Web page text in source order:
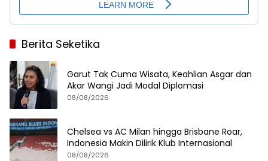
Berita Seketika
Garut Tak Cuma Wisata, Keahlian Asgar dan
Akar Wangi Jadi Modal Diplomasi
08/08/2026
Chelsea vs AC Milan hingga Brisbane Roar,
Indonesia Makin Dilirik Klub Internasional
08/08/2026